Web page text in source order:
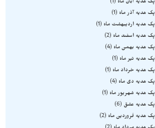
پک هدیه آبان ماه
1
پک هدیه آذر ماه
1
پک هدیه اردیبهشت ماه
1
پک هدیه اسفند ماه
2
پک هدیه بهمن ماه
4
پک هدیه تیر ماه
1
پک هدیه خرداد ماه
1
پک هدیه دی ماه
4
پک هدیه شهریور ماه
1
پک هدیه عشق
6
پک هدیه فروردین ماه
2